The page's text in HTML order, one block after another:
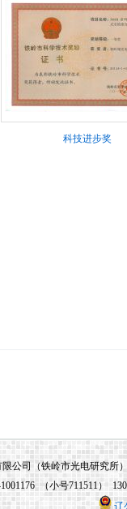
科技进步奖
公司（铁岭市光电研究所
（小号711511）
辽